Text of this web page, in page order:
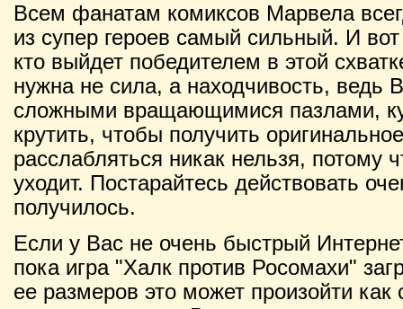
Всем фанатам комиксов Марвела
из супер героев самый сильный. И
кто выйдет победителем в этой
нужна не сила, а находчивость, ведь
сложными вращающимися пазлами,
крутить, чтобы получить
расслабляться никак нельзя, потому
уходит. Постарайтесь действовать
получилось.
Если у Вас не очень быстрый
пока игра "Халк против Росомахи"
ее размеров это может произойти как